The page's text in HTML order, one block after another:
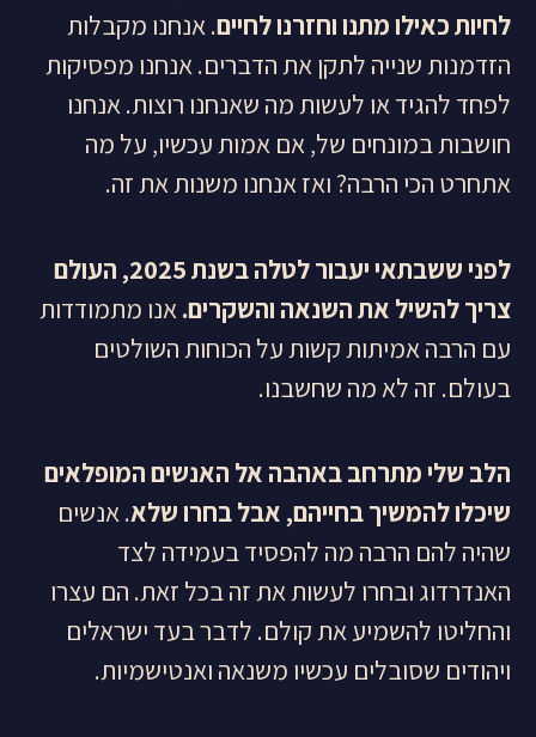
לחיות כאילו מתנו וחזרנו לחיים. אנחנו מקבלות
הזדמנות שנייה לתקן את הדברים. אנחנו מפסיקות
לפחד להגיד או לעשות מה שאנחנו רוצות. אנחנו
חושבות במונחים של, אם אמות עכשיו, על מה
אתחרט הכי הרבה? ואז אנחנו משנות את זה.
לפני ששבתאי יעבור לטלה בשנת 2025, העולם
צריך להשיל את השנאה והשקרים.אנו מתמודדות
עם הרבה אמיתות קשות על הכוחות השולטים
בעולם. זה לא מה שחשבנו.
הלב שלי מתרחב באהבה אל האנשים המופלאים
שיכלו להמשיך בחייהם, אבל בחרו שלא. אנשים
שהיה להם הרבה מה להפסיד בעמידה לצד
האנדרדוג ובחרו לעשות את זה בכל זאת. הם עצרו
והחליטו להשמיע את קולם. לדבר בעד ישראלים
ויהודים שסובלים עכשיו משנאה ואנטישמיות.